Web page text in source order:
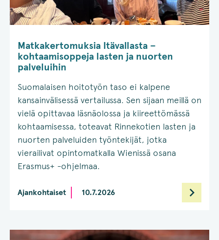
Matkakertomuksia Itävallasta –
kohtaamisoppeja lasten ja nuorten
palveluihin
Suomalaisen hoitotyön taso ei kalpene
kansainvälisessä vertailussa. Sen sijaan meillä on
vielä opittavaa läsnäolossa ja kiireettömässä
kohtaamisessa, toteavat Rinnekotien lasten ja
nuorten palveluiden työntekijät, jotka
vierailivat opintomatkalla Wienissä osana
Erasmus+ -ohjelmaa.
Ajankohtaiset 10.7.2026